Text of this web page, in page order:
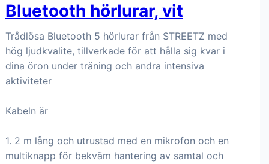
Bluetooth hörlurar, vit
Trådlösa Bluetooth 5 hörlurar från STREETZ med
hög ljudkvalite, tillverkade för att hålla sig kvar i
dina öron under träning och andra intensiva
aktiviteter
Kabeln är
1. 2 m lång och utrustad med en mikrofon och en
multiknapp för bekväm hantering av samtal och